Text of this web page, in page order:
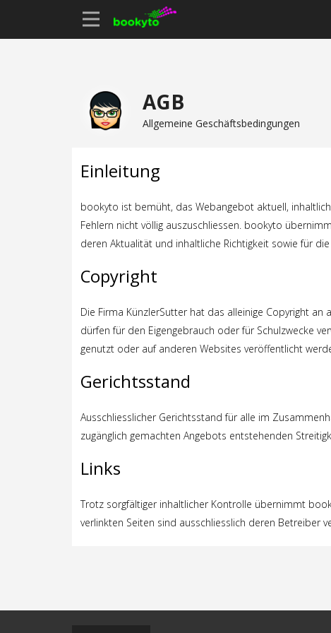
AGB
Allgemeine Geschäftsbedingungen
Einleitung
bookyto ist bemüht, das Webangebot aktuell,
Fehlern nicht völlig auszuschliessen. bookyto
deren Aktualität und inhaltliche Richtigkeit sowie für
Copyright
Die Firma KünzlerSutter hat das alleinige Copyright
dürfen für den Eigengebrauch oder für Schulzwecke
genutzt oder auf anderen Websites veröffentlicht
Gerichtsstand
Ausschliesslicher Gerichtsstand für alle im
zugänglich gemachten Angebots entstehenden
Links
Trotz sorgfältiger inhaltlicher Kontrolle übernimmt
verlinkten Seiten sind ausschliesslich deren Betreiber